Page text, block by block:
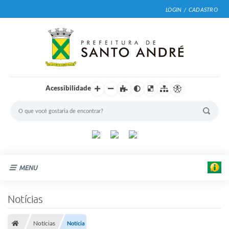
LOGIN / CADASTRO
Acessibilidade
MENU
Notícias
Notícias Notícia